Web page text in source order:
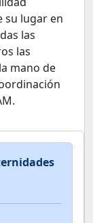
su lugar en
las
las
mano de